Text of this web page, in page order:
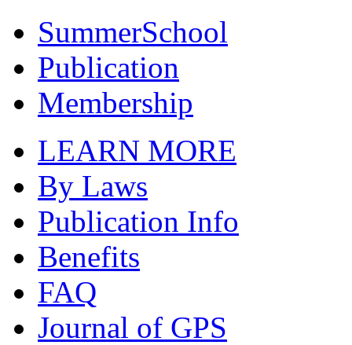
SummerSchool
Publication
Membership
LEARN MORE
By Laws
Publication Info
Benefits
FAQ
Journal of GPS